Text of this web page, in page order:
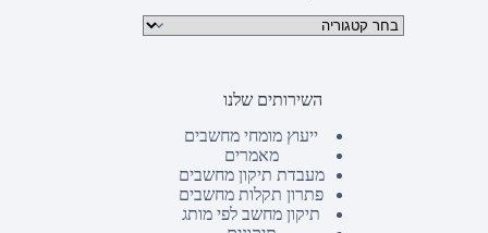
קטגוריות מוצרים
השירותים שלנו
ייעוץ מומחי מחשבים
מאמרים
מעבדת תיקון מחשבים
פתרון תקלות מחשבים
תיקון מחשב לפי מותג